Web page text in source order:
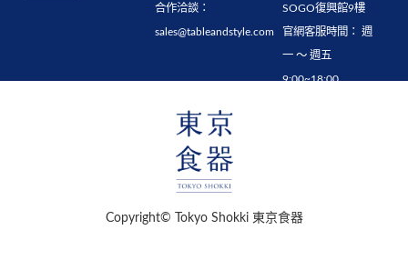
合作洽談：
sales@tableandstyle.com
SOGO復興館9樓
官網客服時間： 週
一 ～ 週五
9:00~18:00
Copyright© Tokyo Shokki 東京食器